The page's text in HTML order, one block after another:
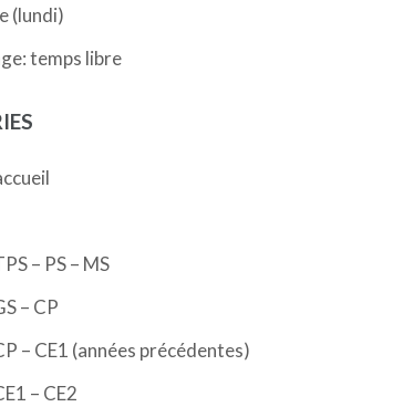
(lundi)
temps libre
– PS – MS
– CP
– CE1 (années précédentes)
– CE2